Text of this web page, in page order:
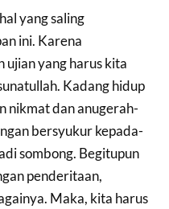
yang saling
ini. Karena
ujian yang harus kita
Kadang hidup
nikmat dan anugerah-
bersyukur kepada-
sombong. Begitupun
penderitaan,
Maka, kita harus